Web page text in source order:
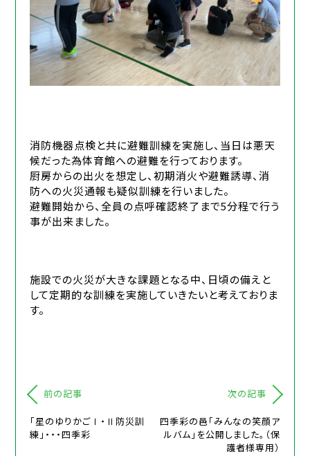
消防機器点検と共に避難訓練を実施し、当日は悪天
候だった為体育館への避難を行っております。
厨房からの出火を想定し、初期消火や避難誘導、消
防への火災通報も疑似訓練を行いました。
避難開始から、全員の点呼確認終了まで5分程で行う
事が出来ました。
施設での火災が大きな課題となる中、日頃の備えと
して定期的な訓練を実施していきたいと考えておりま
す。
前の記事
「星のゆりかごⅠ・Ⅱ防災訓
練」・・・四季彩
次の記事
四季彩の邑「みんなの笑顔ア
ルバム」を公開しました。（保
護者様専用）